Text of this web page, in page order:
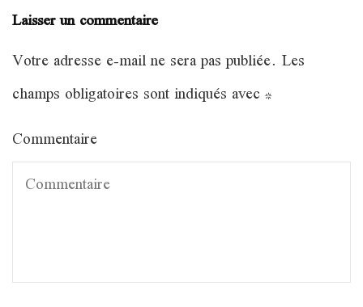
Laisser un commentaire
Votre adresse e-mail ne sera pas publiée. Les
champs obligatoires sont indiqués avec*
Commentaire